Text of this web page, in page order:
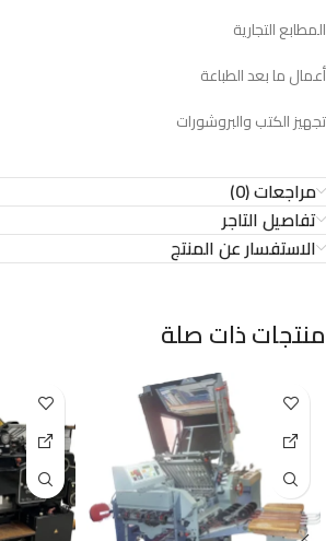
المطابع التجارية
أعمال ما بعد الطباعة
تجهيز الكتب والبروشورات
مراجعات (0)
تفاصيل التاجر
الاستفسار عن المنتج
منتجات ذات صلة